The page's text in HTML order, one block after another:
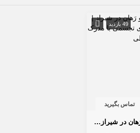
49 بازدید
تماس بگیرید
آموزشگاه نقاشی نو رَهان در شیراز | آموزش نقاشی و هنرهای تجسمی با مدرک بین‌المللی